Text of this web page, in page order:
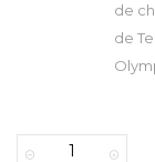
de
de